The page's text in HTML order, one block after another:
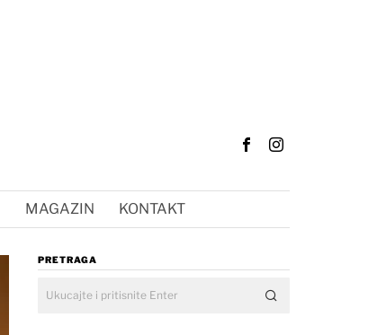
MAGAZIN KONTAKT
PRETRAGA